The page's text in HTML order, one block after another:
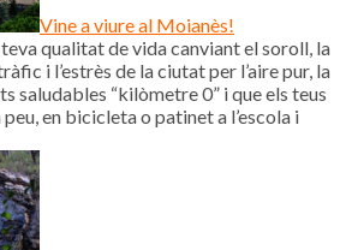
Vine a viure al Moianès!
qualitat de vida canviant el soroll, la
i l’estrès de la ciutat per l’aire pur, la
saludables “kilòmetre 0” i que els teus
en bicicleta o patinet a l’escola i